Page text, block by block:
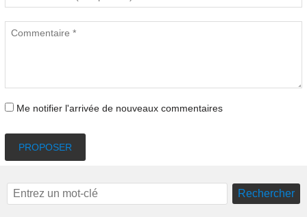
Me notifier l'arrivée de nouveaux commentaires
PROPOSER
Rechercher